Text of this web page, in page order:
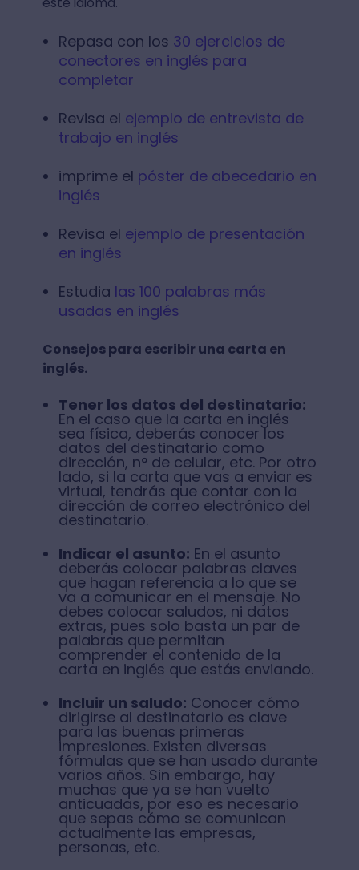
Repasa con los 30 ejercicios de
conectores en inglés para
completar
Revisa el ejemplo de entrevista de
trabajo en inglés
imprime el póster de abecedario en
inglés
Revisa el ejemplo de presentación
en inglés
Estudia las 100 palabras más
usadas en inglés
Consejos para escribir una carta en
inglés.
Tener los datos del destinatario:
En el caso que la carta en inglés
sea física, deberás conocer los
datos del destinatario como
dirección, n° de celular, etc. Por otro
lado, si la carta que vas a enviar es
virtual, tendrás que contar con la
dirección de correo electrónico del
destinatario.
Indicar el asunto: En el asunto
deberás colocar palabras claves
que hagan referencia a lo que se
va a comunicar en el mensaje. No
debes colocar saludos, ni datos
extras, pues solo basta un par de
palabras que permitan
comprender el contenido de la
carta en inglés que estás enviando.
Incluir un saludo: Conocer cómo
dirigirse al destinatario es clave
para las buenas primeras
impresiones. Existen diversas
fórmulas que se han usado durante
varios años. Sin embargo, hay
muchas que ya se han vuelto
anticuadas, por eso es necesario
que sepas cómo se comunican
actualmente las empresas,
personas, etc.